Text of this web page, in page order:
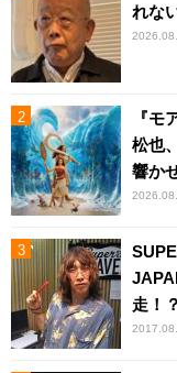
れな
『モ
松也
響か
走！？